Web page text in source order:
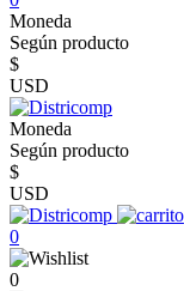
Moneda
Según producto
$
USD
Moneda
Según producto
$
USD
0
0